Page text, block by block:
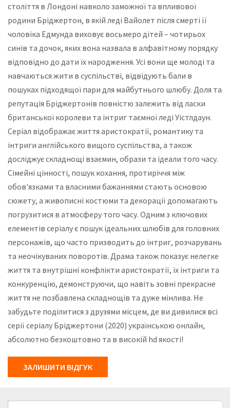
століття в Лондоні навколо заможної та впливової
родини Бріджертон, в якій леді Вайолет після смерті її
чоловіка Едмунда виховує восьмеро дітей – чотирьох
синів та дочок, яких вона назвала в алфавітному порядку
відповідно до дати їх народження. Усі вони ще молоді та
навчаються жити в суспільстві, відвідують бали в
пошуках підходящої пари для майбутнього шлюбу. Доля та
репутація Бріджертонів повністю залежить від ласки
британської королеви та інтриг таємної леді Уістлдаун.
Серіал відображає життя аристократії, романтику та
інтриги англійського вищого суспільства, а також
досліджує складнощі взаємин, образи та ідеали того часу.
Сімейні цінності, пошук кохання, протиріччя між
обов'язками та власними бажаннями стають основою
сюжету, а живописні костюми та декорації допомагають
погрузитися в атмосферу того часу. Одним з ключових
елементів серіалу є пошук ідеальних шлюбів для головних
персонажів, що часто призводить до інтриг, розчарувань
та неочікуваних поворотів. Драма також показує нелегке
життя та внутрішні конфлікти аристократії, їх інтриги та
конкуренцію, демонструючи, що навіть зовні прекрасне
життя не позбавлена складнощів та дуже мінлива. Не
забудьте поділитися з друзями місцем, де ви дивилися всі
серії серіалу Бріджертони (2020) українською онлайн,
абсолютно безкоштовно та в високій hd якості!
ЗАЛИШИТИ ВІДГУК